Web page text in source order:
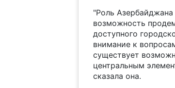
"Роль
возможность
доступного
внимание к
существует
центральным
сказала она.